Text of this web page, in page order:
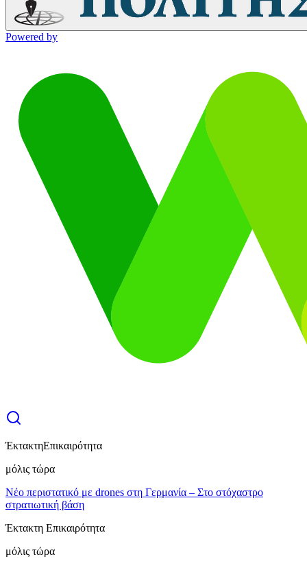
Powered by
ΈκτακτηΕπικαιρότητα
μόλις τώρα
Νέο περιστατικό με drones στη Γερμανία – Στο στόχαστρο
στρατιωτική βάση
Έκτακτη Επικαιρότητα
μόλις τώρα